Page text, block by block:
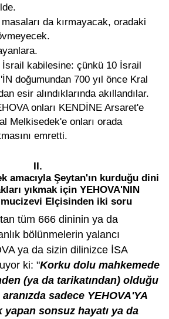
da kırmayacak, oradaki
İsrail kabilesine: çünkü 10 İsrail
doğumundan 700 yıl önce Kral
esir alındıklarında akıllandılar.
onları KENDİNE Arsaret'e
Melkisedek'e onları orada
emretti.
II.
amacıyla Şeytan'ın kurduğu dini
yıkmak için YEHOVA'NIN
mucizevi Elçisinden iki soru
tüm 666 dininin ya da
bölünmelerin yalancı
ya da sizin dilinizce İSA
ki: "Korku dolu mahkemede
(ya da tarikatından) olduğu
sadece YEHOVA'YA
sonsuz hayatı ya da